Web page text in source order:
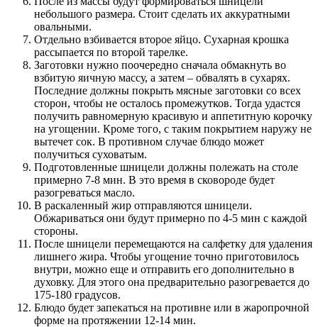
небольшого размера. Стоит сделать их аккуратными
овальными.
Отдельно взбивается второе яйцо. Сухарная крошка
рассыпается по второй тарелке.
Заготовки нужно поочередно сначала обмакнуть во
взбитую яичную массу, а затем – обвалять в сухарях.
Последние должны покрыть мясные заготовки со всех
сторон, чтобы не осталось промежутков. Тогда удастся
получить равномерную красивую и аппетитную корочку
на угощении. Кроме того, с таким покрытием наружу не
вытечет сок. В противном случае блюдо может
получиться суховатым.
Подготовленные шницели должны полежать на столе
примерно 7-8 мин. В это время в сковороде будет
разогреваться масло.
В раскаленный жир отправляются шницели.
Обжариваться они будут примерно по 4-5 мин с каждой
стороны.
После шницели перемещаются на салфетку для удаления
лишнего жира. Чтобы угощение точно приготовилось
внутри, можно еще и отправить его дополнительно в
духовку. Для этого она предварительно разогревается до
175-180 градусов.
Блюдо будет запекаться на противне или в жаропрочной
форме на протяжении 12-14 мин.